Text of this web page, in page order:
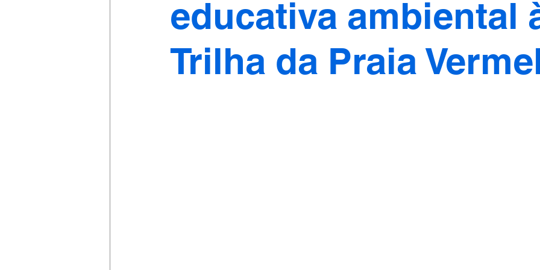
educativa ambiental
Trilha da Praia